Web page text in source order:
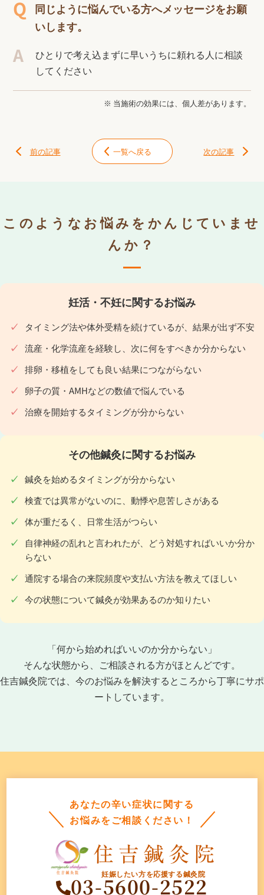
同じように悩んでいる方へメッセージをお願
いします。
ひとりで考え込まずに早いうちに頼れる人に相談
してください
※ 当施術の効果には、個人差があります。
前の記事 一覧へ戻る 次の記事
このようなお悩みをかんじていませ
んか？
妊活・不妊に関するお悩み
タイミング法や体外受精を続けているが、結果が出ず不安
流産・化学流産を経験し、次に何をすべきか分からない
排卵・移植をしても良い結果につながらない
卵子の質・AMHなどの数値で悩んでいる
治療を開始するタイミングが分からない
その他鍼灸に関するお悩み
鍼灸を始めるタイミングが分からない
検査では異常がないのに、動悸や息苦しさがある
体が重だるく、日常生活がつらい
自律神経の乱れと言われたが、どう対処すればいいか分か
らない
通院する場合の来院頻度や支払い方法を教えてほしい
今の状態について鍼灸が効果あるのか知りたい
「何から始めればいいのか分からない」
そんな状態から、ご相談される方がほとんどです。
住吉鍼灸院では、今のお悩みを解決するところから丁寧にサポ
ートしています。
あなたの辛い症状に関する
お悩みをご相談ください！
妊娠したい方を応援する鍼灸院
03-5600-2522